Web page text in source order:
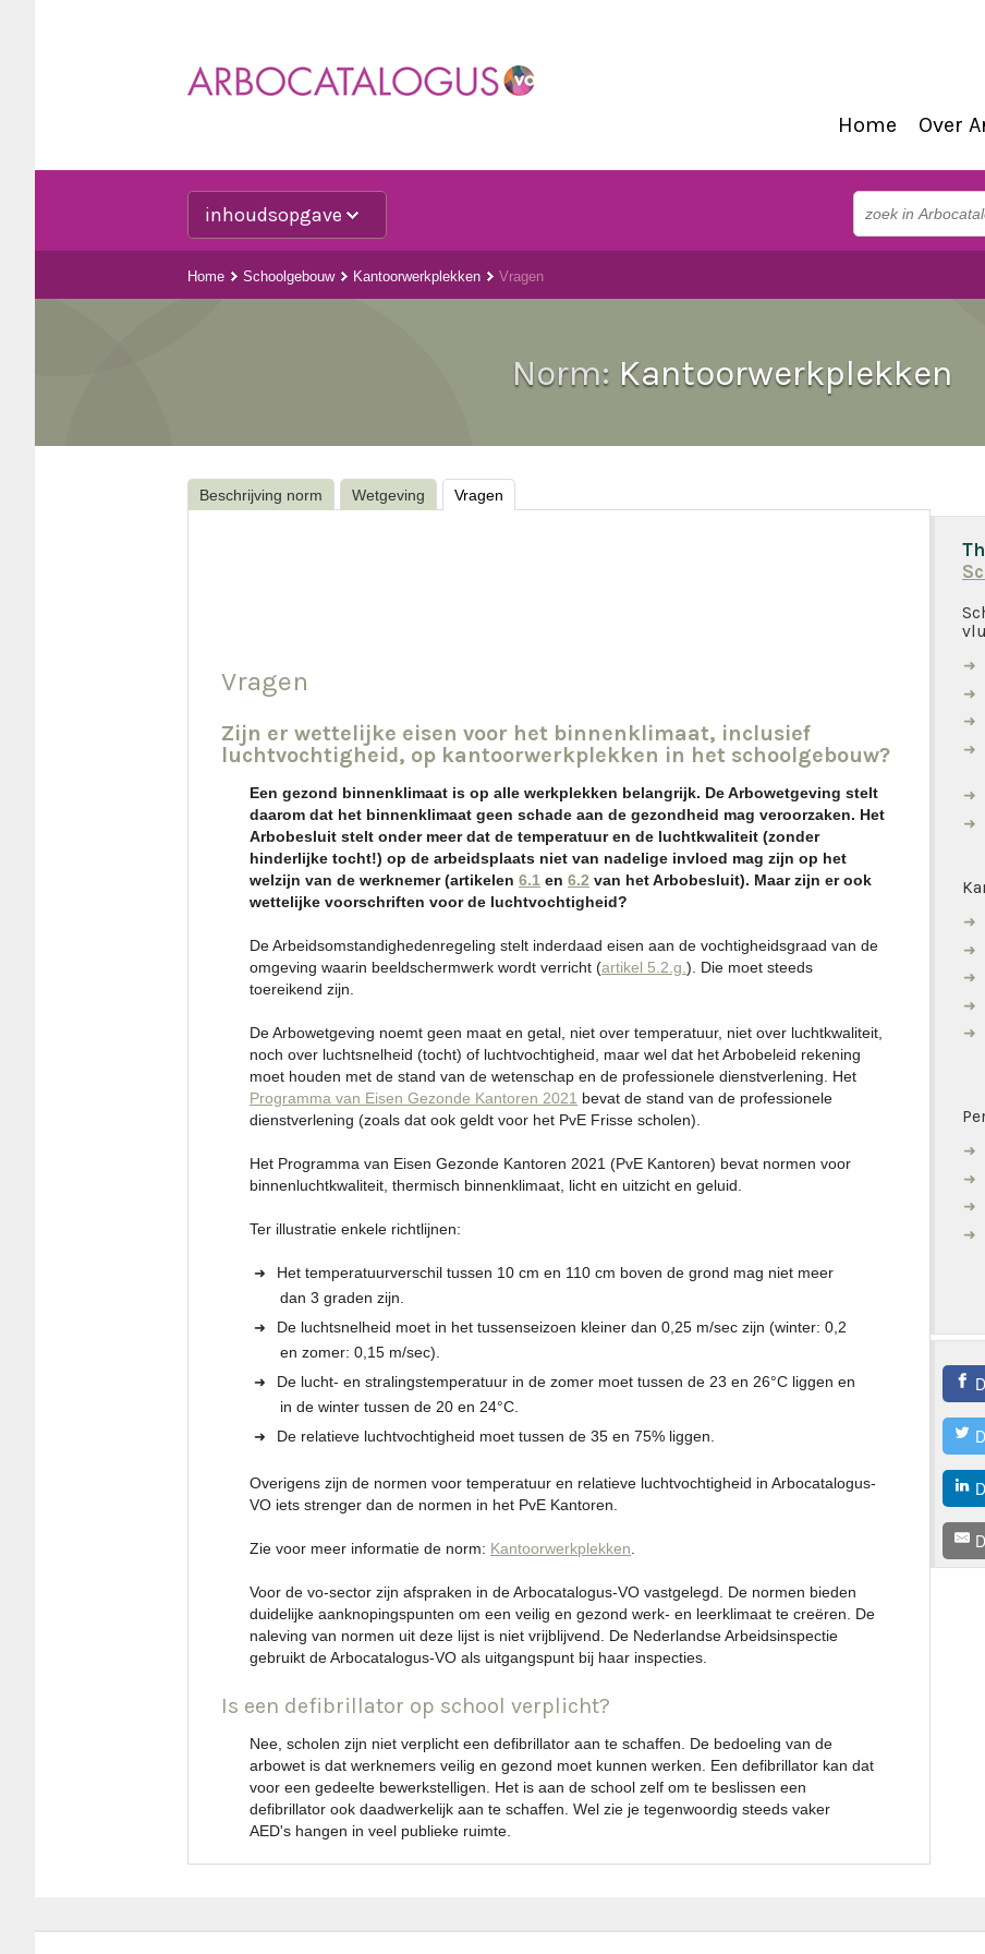
Home Over
inhoudsopgave
Home Schoolgebouw Kantoorwerkplekken Vragen
Norm: Kantoorwerkplekken
Beschrijving norm Wetgeving Vragen
Vragen
Zijn er wettelijke eisen voor het binnenklimaat, inclusief
luchtvochtigheid, op kantoorwerkplekken in het schoolgebouw?
Een gezond binnenklimaat is op alle werkplekken belangrijk. De Arbowetgeving stelt
daarom dat het binnenklimaat geen schade aan de gezondheid mag veroorzaken. Het
Arbobesluit stelt onder meer dat de temperatuur en de luchtkwaliteit (zonder
hinderlijke tocht!) op de arbeidsplaats niet van nadelige invloed mag zijn op het
welzijn van de werknemer (artikelen 6.1 en 6.2 van het Arbobesluit). Maar zijn er ook
wettelijke voorschriften voor de luchtvochtigheid?
De Arbeidsomstandighedenregeling stelt inderdaad eisen aan de vochtigheidsgraad van de
omgeving waarin beeldschermwerk wordt verricht (artikel 5.2.g. ). Die moet steeds
toereikend zijn.
De Arbowetgeving noemt geen maat en getal, niet over temperatuur, niet over luchtkwaliteit,
noch over luchtsnelheid (tocht) of luchtvochtigheid, maar wel dat het Arbobeleid rekening
moet houden met de stand van de wetenschap en de professionele dienstverlening. Het
Programma van Eisen Gezonde Kantoren 2021 bevat de stand van de professionele
dienstverlening (zoals dat ook geldt voor het PvE Frisse scholen).
Het Programma van Eisen Gezonde Kantoren 2021 (PvE Kantoren) bevat normen voor
binnenluchtkwaliteit, thermisch binnenklimaat, licht en uitzicht en geluid.
Ter illustratie enkele richtlijnen:
Het temperatuurverschil tussen 10 cm en 110 cm boven de grond mag niet meer
dan 3 graden zijn.
De luchtsnelheid moet in het tussenseizoen kleiner dan 0,25 m/sec zijn (winter: 0,2
en zomer: 0,15 m/sec).
De lucht- en stralingstemperatuur in de zomer moet tussen de 23 en 26°C liggen en
in de winter tussen de 20 en 24°C.
De relatieve luchtvochtigheid moet tussen de 35 en 75% liggen.
Overigens zijn de normen voor temperatuur en relatieve luchtvochtigheid in Arbocatalogus-
VO iets strenger dan de normen in het PvE Kantoren.
Zie voor meer informatie de norm: Kantoorwerkplekken
Voor de vo-sector zijn afspraken in de Arbocatalogus-VO vastgelegd. De normen bieden
duidelijke aanknopingspunten om een veilig en gezond werk- en leerklimaat te creëren. De
naleving van normen uit deze lijst is niet vrijblijvend. De Nederlandse Arbeidsinspectie
gebruikt de Arbocatalogus-VO als uitgangspunt bij haar inspecties.
Is een defibrillator op school verplicht?
Nee, scholen zijn niet verplicht een defibrillator aan te schaffen. De bedoeling van de
arbowet is dat werknemers veilig en gezond moet kunnen werken. Een defibrillator kan dat
voor een gedeelte bewerkstelligen. Het is aan de school zelf om te beslissen een
defibrillator ook daadwerkelijk aan te schaffen. Wel zie je tegenwoordig steeds vaker
AED's hangen in veel publieke ruimte.